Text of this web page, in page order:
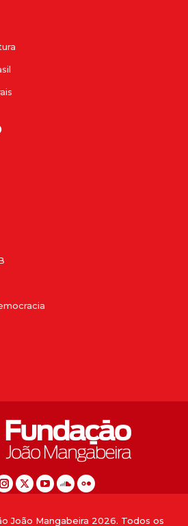
João Mangabeira 2026. Todos os